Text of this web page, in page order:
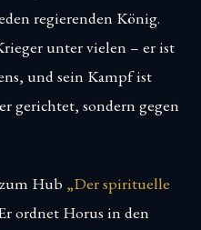
regierenden König.
unter vielen – er ist
und sein Kampf ist
gerichtet, sondern gegen
Hub „Der spirituelle
ordnet Horus in den